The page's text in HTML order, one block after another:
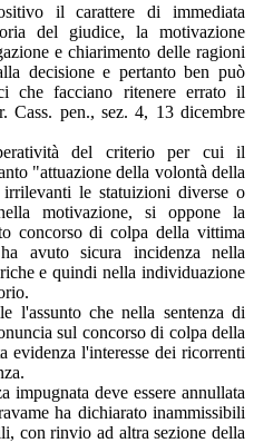
il carattere di immediata
del giudice, la motivazione
e chiarimento delle ragioni
decisione e pertanto ben può
che facciano ritenere errato il
Cass. pen., sez. 4, 13 dicembre
del criterio per cui il
"attuazione della volontà della
le statuizioni diverse o
motivazione, si oppone la
concorso di colpa della vittima
avuto sicura incidenza nella
e quindi nella individuazione
l'assunto che nella sentenza di
sul concorso di colpa della
evidenza l'interesse dei ricorrenti
impugnata deve essere annullata
ha dichiarato inammissibili
con rinvio ad altra sezione della